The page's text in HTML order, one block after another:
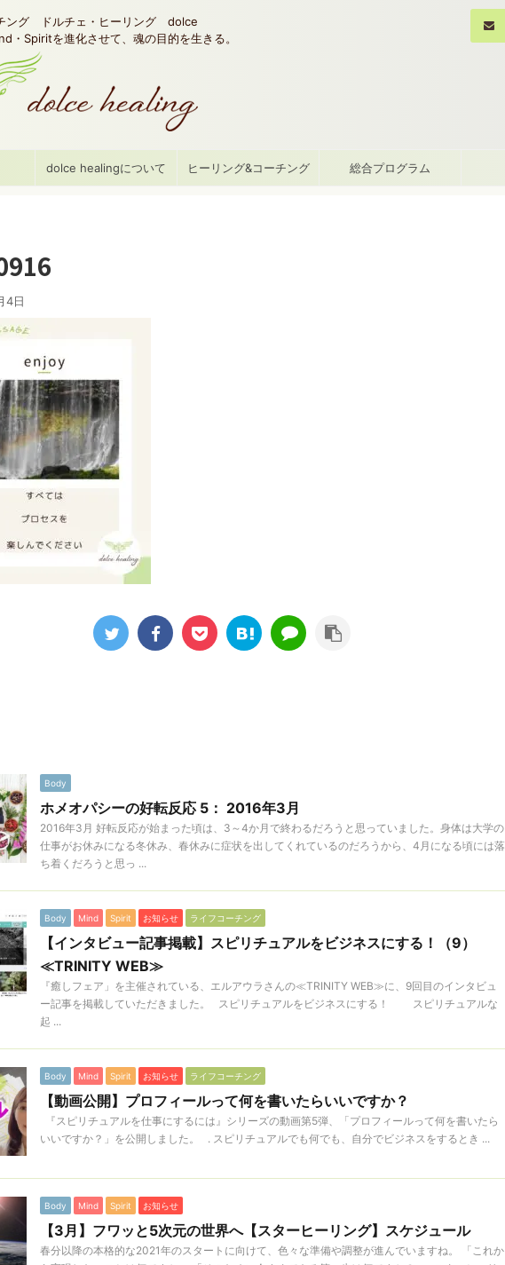
ング ドルチェ・ヒーリング dolce
・Spiritを進化させて、魂の目的を生きる。
dolce healingについて ヒーリング&コーチング 総合プログラム
4日
Body
ホメオパシーの好転反応 5： 2016年3月
2016年3月 好転反応が始まった頃は、3～4か月で終わるだろうと思っていました。身体は大学の
仕事がお休みになる冬休み、春休みに症状を出してくれているのだろうから、4月になる頃には落
ち着くだろうと思っ ...
Body Mind Spirit お知らせ ライフコーチング
【インタビュー記事掲載】スピリチュアルをビジネスにする！（9）
≪TRINITY WEB≫
『癒しフェア」を主催されている、エルアウラさんの≪TRINITY WEB≫に、9回目のインタビュ
ー記事を掲載していただきました。 スピリチュアルをビジネスにする！ スピリチュアルな
起 ...
Body Mind Spirit お知らせ ライフコーチング
【動画公開】プロフィールって何を書いたらいいですか？
『スピリチュアルを仕事にするには』シリーズの動画第5弾、「プロフィールって何を書いたら
いいですか？」を公開しました。 . スピリチュアルでも何でも、自分でビジネスをするとき ...
Body Mind Spirit お知らせ
【3月】フワッと5次元の世界へ【スターヒーリング】スケジュール
春分以降の本格的な2021年のスタートに向けて、色々な準備や調整が進んでいますね。 「これか